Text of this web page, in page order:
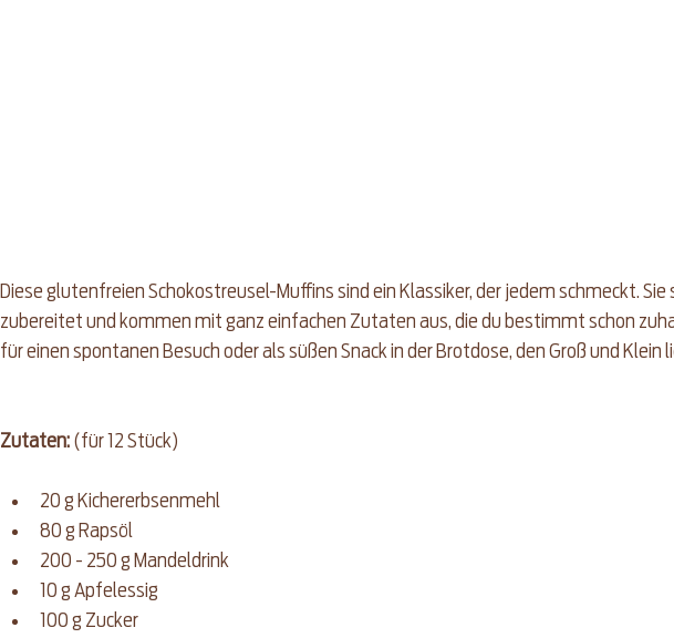
Diese glutenfreien Schokostreusel-Muffins sind ein Klassiker, der jedem schmeckt. Sie
zubereitet und kommen mit ganz einfachen Zutaten aus, die du bestimmt schon
für einen spontanen Besuch oder als süßen Snack in der Brotdose, den Groß und Klein
Zutaten: (für 12 Stück)
20 g Kichererbsenmehl
80 g Rapsöl
200 - 250 g Mandeldrink
10 g Apfelessig
100 g Zucker